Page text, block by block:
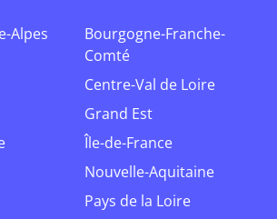
Alpes
Bourgogne-Franche-
Comté
Centre-Val de Loire
Grand Est
Île-de-France
Nouvelle-Aquitaine
Pays de la Loire